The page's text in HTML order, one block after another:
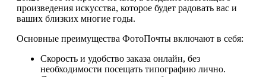
произведения искусства, которое будет радовать вас и
ваших близких многие годы.
Основные преимущества ФотоПочты включают в себя:
Скорость и удобство заказа онлайн, без
необходимости посещать типографию лично.